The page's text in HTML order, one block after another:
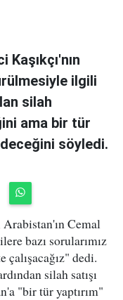
ilgili
silah
ama bir tür
söyledi.
Cemal
bazı sorularımız
dedi.
silah satışı
"bir tür yaptırım"